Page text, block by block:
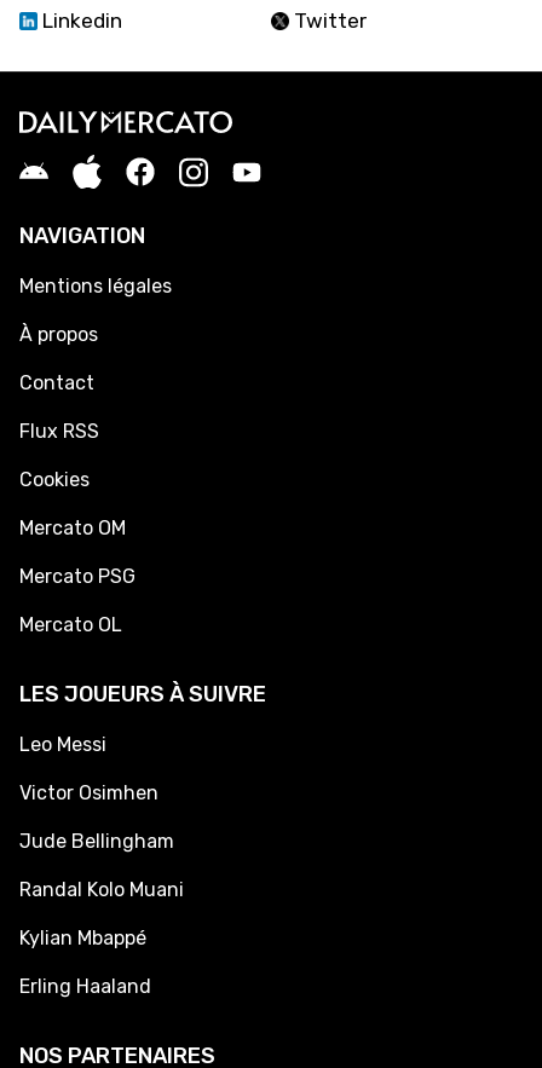
Linkedin
Twitter
NAVIGATION
Mentions légales
À propos
Contact
Flux RSS
Cookies
Mercato OM
Mercato PSG
Mercato OL
LES JOUEURS À SUIVRE
Leo Messi
Victor Osimhen
Jude Bellingham
Randal Kolo Muani
Kylian Mbappé
Erling Haaland
NOS PARTENAIRES